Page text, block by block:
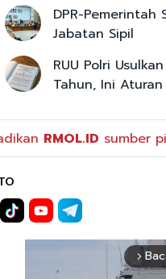
DPR-
Jabatan Sipil
RUU Polri
Tahun, Ini
RMOL.ID sumber
arrow_forward_ios